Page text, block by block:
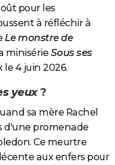
pour les
à réfléchir à
Le monstre de
minisérie Sous ses
4 juin 2026.
yeux?
sa mère Rachel
d'une promenade
Ce meurtre
aux enfers pour